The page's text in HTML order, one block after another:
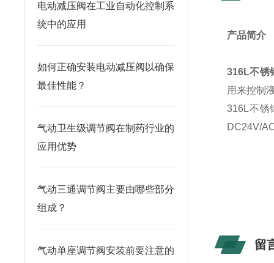
电动减压阀在工业自动化控制系
统中的应用
如何正确安装电动减压阀以确保
最佳性能？
气动卫生级调节阀在制药行业的
应用优势
气动三通调节阀主要由哪些部分
组成？
气动单座调节阀安装前要注意的
产品简介
316L不锈
用来控制
316L不锈
DC24V/
留